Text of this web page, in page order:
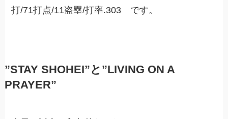
打/71打点/11盗塁/打率.303 です。
”STAY SHOHEI”と”LIVING ON A
PRAYER”